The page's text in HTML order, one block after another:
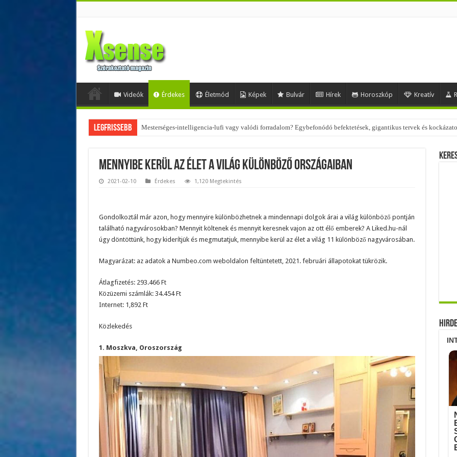
Videók Érdekes Életmód Képek Bulvár Hírek Horoszkóp Kreatív
Legfrissebb Az övtáskák továbbra is trendik – nézd meg, milyen stílusokhoz illenek!
Mennyibe kerül az élet a világ különböző országaiban
2021-02-10 Érdekes 1,120 Megtekintés
Gondolkoztál már azon, hogy mennyire különbözhetnek a mindennapi dolgok árai a világ különböző pontján
található nagyvárosokban? Mennyit költenek és mennyit keresnek vajon az ott élő emberek? A Liked.hu-nál
úgy döntöttünk, hogy kiderítjük és megmutatjuk, mennyibe kerül az élet a világ 11 különböző nagyvárosában.
Magyarázat: az adatok a Numbeo.com weboldalon feltüntetett, 2021. februári állapotokat tükrözik.
Átlagfizetés: 293.466 Ft
Közüzemi számlák: 34.454 Ft
Internet: 1,892 Ft
Közlekedés
1. Moszkva, Oroszország